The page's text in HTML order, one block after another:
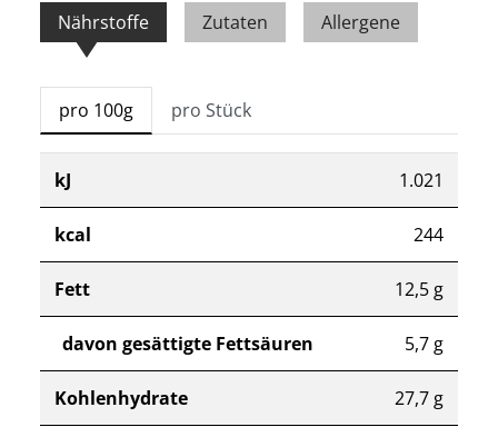
Nährstoffe Zutaten Allergene
pro 100g pro Stück
kJ 1.021
kcal 244
Fett 12,5 g
davon gesättigte Fettsäuren 5,7 g
Kohlenhydrate 27,7 g